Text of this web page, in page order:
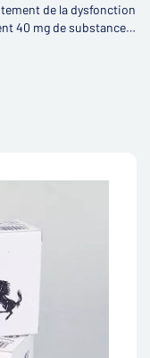
de la dysfonction
40 mg de substance